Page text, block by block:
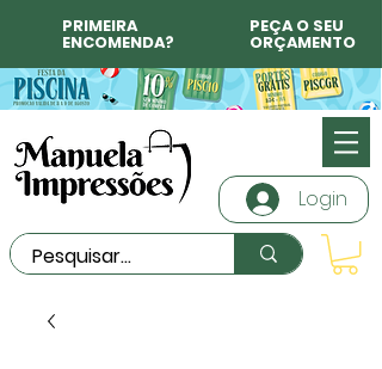
PRIMEIRA
ENCOMENDA?
PEÇA O SEU
ORÇAMENTO
Login